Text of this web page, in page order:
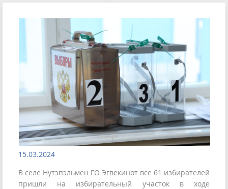
15.03.2024
В селе Нутэпэльмен ГО Эгвекинот все 61 избирателей
пришли на избирательный участок в ходе